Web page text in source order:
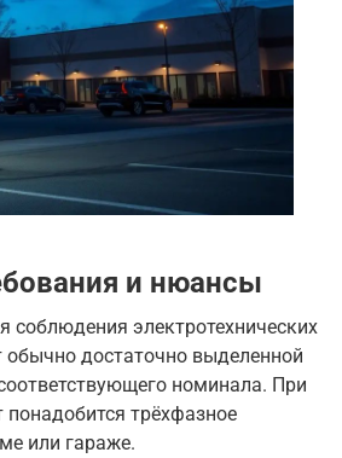
и нюансы
электротехнических
достаточно выделенной
номинала. При
трёхфазное
или гараже.